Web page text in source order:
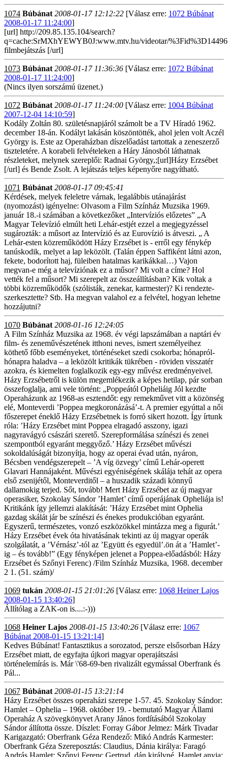
1074 Búbánat 2008-01-17 12:12:22 [Válasz erre: 1072 Búbánat
2008-01-17 11:24:00]
[url] http://209.85.135.104/search?
q=cache:SrMXhYEWYB0J:www.mtv.hu/videotar/
filmbejátszás [/url]
1073 Búbánat 2008-01-17 11:36:36 [Válasz erre: 1072 Búbánat
2008-01-17 11:24:00]
(Nincs ilyen sorszámú üzenet.)
1072 Búbánat 2008-01-17 11:24:00 [Válasz erre: 1004 Búbánat
2007-12-04 14:10:59]
Kodály Zoltán 80. születésnapjáról számolt be a TV Híradó 1962.
december 18-án. Kodályt lakásán köszöntötték, ahol jelen volt Aczél
György is. Este az Operaházban díszelőadást tartottak a zeneszerző
tiszteletére. A korabeli felvételeken a Háry Jánosból láthatnak
részleteket, melynek szereplői: Radnai György,;[url]Házy Erzsébet
[/url] és Bende Zsolt. A lejátszás teljes képenyőre nagyítható.
1071 Búbánat 2008-01-17 09:45:41
Kérdések, melyek feleletre várnak, legalábbis utánajárást
(nyomozást) igényelne: Olvasom a Film Színház Muzsika 1969.
január 18.-i számában a következőket „Intervíziós előzetes” „A
Magyar Televízió elmúlt heti Lehár-estjét ezzel a megjegyzéssel
sugározták: a műsort az Intervízió és az Eurovízió is átveszi. „ A
Lehár-esten közreműködött Házy Erzsébet is - erről egy fénykép
tanúskodik, melyet a lap leközölt. (Talán éppen Saffiként látni azon,
fekete, bodorított haj, füleiben hatalmas karikákkal…) Vajon
megvan-e még a televíziónak ez a műsor? Mi volt a címe? Hol
vették fel a műsort? Mi szerepelt az összeállításban? Kik voltak a
többi közreműködők (szólisták, zenekar, karmester)? Ki rendezte-
szerkesztette? Stb. Ha megvan valahol ez a felvétel, hogyan lehetne
hozzájutni?
1070 Búbánat 2008-01-16 12:24:05
A Film Színház Muzsika az 1968. év végi lapszámában a naptári év
film- és zeneművészetének itthoni neves, ismert személyeihez
köthető főbb eseményeket, történéseket szedi csokorba; hónapról-
hónapra haladva – a leközölt kritikák tükrében - röviden visszatér
azokra, és kiemelten foglalkozik egy-egy művész eredményeivel.
Házy Erzsébetről is külön megemlékezik a képes hetilap, pár sorban
összefoglalja, ami vele történt: „Poppeától Opheliáig Jól kezdte
Operaházunk az 1968-as esztendőt: egy remekművet vitt a közönség
elé, Monteverdi ’Poppea megkoronázásá’-t. A premier egyúttal a női
főszerepet éneklő Házy Erzsébetnek is forró sikert hozott. Így írtunk
róla: ’Házy Erzsébet mint Poppea elragadó asszony, igazi
nagyravágyó császári szerető. Szerepformálása színészi és zenei
szempontból egyaránt meggyőző.’ Házy Erzsébet művészi
sokoldalúságát bizonyítja, hogy az operai évad után, nyáron,
Bécsben vendégszerepelt – ’A víg özvegy’ című Lehár-operett
Glavari Hannájaként. Művészi egyéniségének skálája tehát az opera
első zsenijétől, Monteverditől – a huszadik századi könnyű
dallamokig terjed. Sőt, tovább! Mert Házy Erzsébet az új magyar
operasiker, Szokolay Sándor ’Hamlet’ című operájának Opheliája is!
Kritikánk így jellemzi alakítását: ’Házy Erzsébet mint Ophelia
gazdag skálát jár be színészi és énekes produkcióban egyaránt.
Egyszerű, természetes, vonzó eszközökkel mintázza meg a figurát.’
Házy Erzsébet évek óta hivatásának tekinti az új magyar operák
szolgálatát, a ’Vérnász’-tól az ’Együtt és egyedül’.ön át a ’Hamlet’-
ig – és tovább!” (Egy fényképen jelenet a Poppea-előadásból: Házy
Erzsébet és Szőnyi Ferenc) /Film Színház Muzsika, 1968. december
2 1. (51. szám)/
1069 tukán 2008-01-15 21:01:26 [Válasz erre: 1068 Heiner Lajos
2008-01-15 13:40:26]
Állítólag a ZAK-on is....:-)))
1068 Heiner Lajos 2008-01-15 13:40:26 [Válasz erre: 1067
Búbánat 2008-01-15 13:21:14]
Kedves Búbánat! Fantasztikus a sorozatod, persze elsősorban Házy
Erzsébet miatt, de egyfajta újkori magyar operajátszási
történelemírás is. Már \'68-69-ben rivalizált egymással Oberfrank és
Pál...
1067 Búbánat 2008-01-15 13:21:14
Házy Erzsébet összes operaházi szerepe 1-57. 45. Szokolay Sándor:
Hamlet – Ophelia – 1968. október 19. - bemutató Magyar Állami
Operaház A szövegkönyvet Arany János fordításából Szokolay
Sándor állította össze. Díszlet: Forray Gábor Jelmez: Márk Tivadar
Karigazgató: Oberfrank Géza Rendező: Mikó András Karmester:
Oberfrank Géza Szereposztás: Claudius, Dánia királya: Faragó
András Hamlet: Szőnyi Ferenc Gertrud, dán királyné, Hamlet anyja: